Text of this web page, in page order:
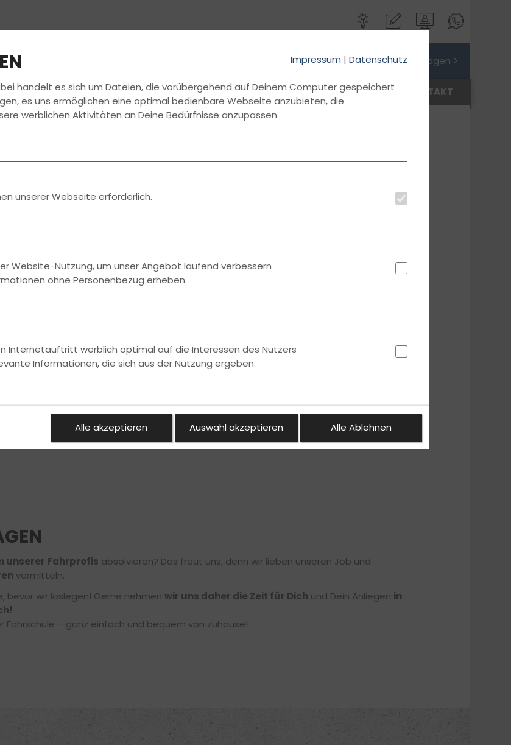
Jetzt Preis anfragen >
FAHRSCHULE FÜHRERSCHEIN AKTUELLES ANMELDEN KONTAKT
unserer Fahrprofis absolvieren? Das freut uns, denn wir lieben unseren Job und
vermitteln.
bevor wir loslegen! Gerne nehmen wir uns daher die Zeit für Dich und Dein Anliegen in
– ganz einfach und bequem von zuhause!
Impressum | Datenschutz
handelt es sich um Dateien, die vorübergehend auf Deinem Computer gespeichert
es uns ermöglichen eine optimal bedienbare Webseite anzubieten, die
werblichen Aktivitäten an Deine Bedürfnisse anzupassen.
unserer Webseite erforderlich.
Website-Nutzung, um unser Angebot laufend verbessern
ohne Personenbezug erheben.
Internetauftritt werblich optimal auf die Interessen des Nutzers
Informationen, die sich aus der Nutzung ergeben.
Alle akzeptieren Auswahl akzeptieren Alle Ablehnen